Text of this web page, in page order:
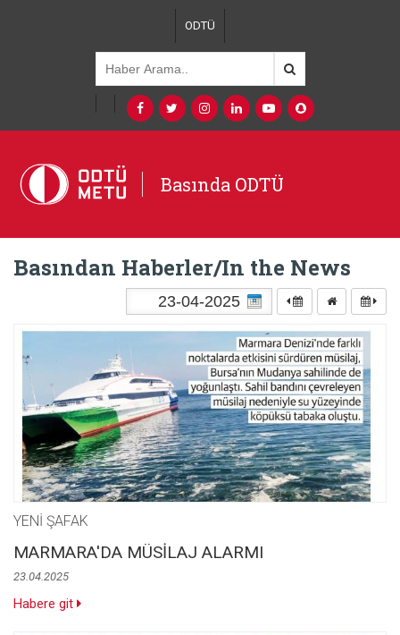
ODTÜ
Basında ODTÜ
Basından Haberler/In the News
YENİ ŞAFAK
MARMARA'DA MÜSİLAJ ALARMI
23.04.2025
Habere git